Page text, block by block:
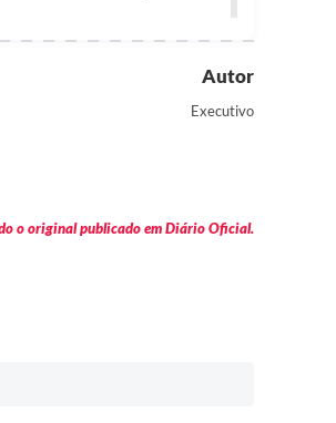
Autor
Executivo
o original publicado em Diário Oficial.